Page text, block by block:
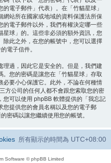
電子郵件」代表）。在「竹貓星球」
網站所在國家或地域的資料保護法所保
的電子郵件以外，我們有權決定哪一些
星球」的。這些非必須的額外資訊，您
除此之外，在您的帳號中，您可以選擇
電子信件。
理過，因此它是安全的。但是，我們建
您的密碼是讓您在「竹貓星球」存取
必要小心保護它。此外，不論在何種情
方公司的任何人都不會跟您索取您的密
您可以使用 phpBB 軟體提供的「我忘記
您提供您的會員名稱以及您的電子郵
密碼以讓您繼續使用您的帳號。
所有顯示的時間為 UTC+08:00
Software © phpBB Limited